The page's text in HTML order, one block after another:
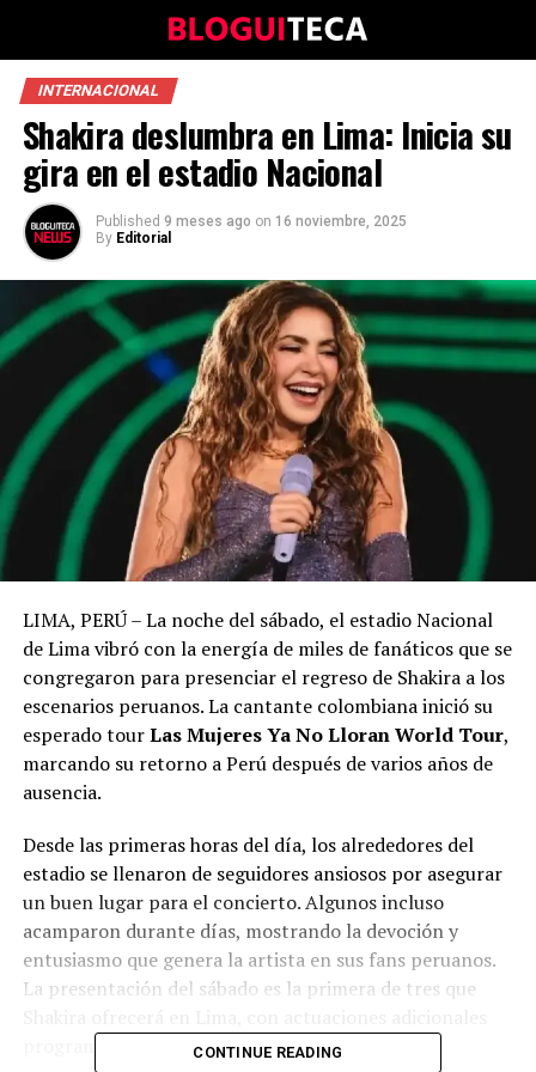
INTERNACIONAL
Shakira deslumbra en Lima: Inicia su
gira en el estadio Nacional
Published 9 meses ago on 16 noviembre, 2025
By Editorial
LIMA, PERÚ – La noche del sábado, el estadio Nacional
de Lima vibró con la energía de miles de fanáticos que se
congregaron para presenciar el regreso de Shakira a los
escenarios peruanos. La cantante colombiana inició su
esperado tourLas Mujeres Ya No Lloran World Tour,
marcando su retorno a Perú después de varios años de
ausencia.
Desde las primeras horas del día, los alrededores del
estadio se llenaron de seguidores ansiosos por asegurar
un buen lugar para el concierto. Algunos incluso
acamparon durante días, mostrando la devoción y
entusiasmo que genera la artista en sus fans peruanos.
La presentación del sábado es la primera de tres que
programadas para el 16 y 18 de noviembre.
CONTINUE READING